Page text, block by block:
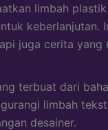
limbah
keberlanjutan.
juga cerita yang
terbuat dari
limbah
desainer.